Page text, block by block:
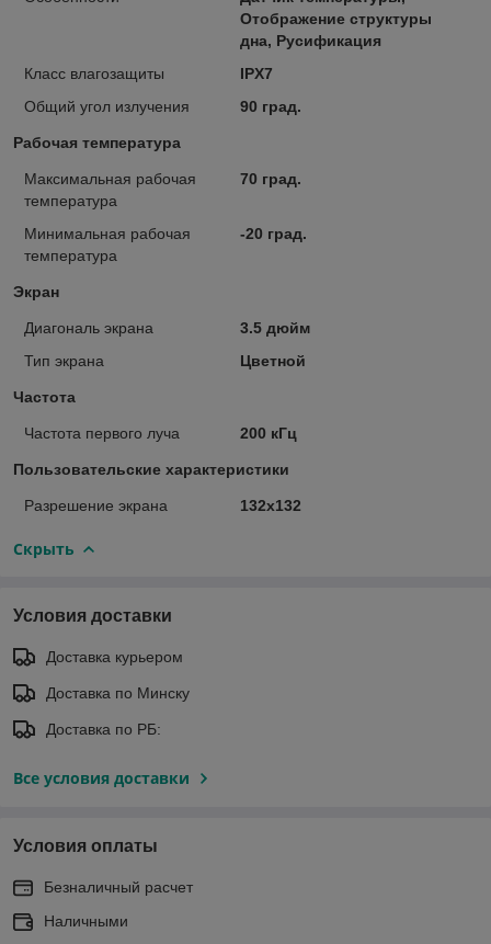
Отображение структуры
дна, Русификация
Класс влагозащиты
IPX7
Общий угол излучения
90 град.
Рабочая температура
Максимальная рабочая
температура
70 град.
Минимальная рабочая
температура
-20 град.
Экран
Диагональ экрана
3.5 дюйм
Тип экрана
Цветной
Частота
Частота первого луча 200 кГц
Пользовательские характеристики
Разрешение экрана 132х132
Скрыть
Условия доставки
Доставка курьером
Доставка по Минску
Доставка по РБ:
Все условия доставки
Условия оплаты
Безналичный расчет
Наличными